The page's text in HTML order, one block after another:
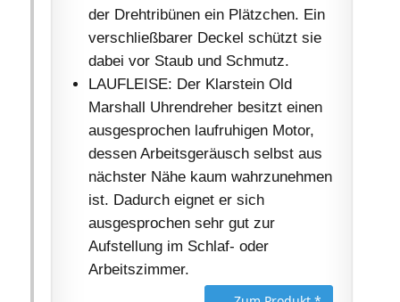
der Drehtribünen ein Plätzchen. Ein
verschließbarer Deckel schützt sie
dabei vor Staub und Schmutz.
LAUFLEISE: Der Klarstein Old
Marshall Uhrendreher besitzt einen
ausgesprochen laufruhigen Motor,
dessen Arbeitsgeräusch selbst aus
nächster Nähe kaum wahrzunehmen
ist. Dadurch eignet er sich
ausgesprochen sehr gut zur
Aufstellung im Schlaf- oder
Arbeitszimmer.